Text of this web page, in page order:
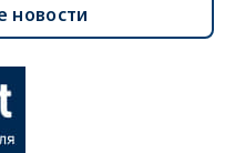
новости